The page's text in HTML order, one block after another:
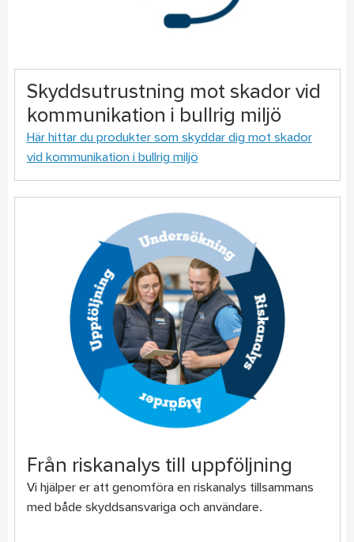
Skyddsutrustning mot skador vid
kommunikation i bullrig miljö
Här hittar du produkter som skyddar dig mot skador
vid kommunikation i bullrig miljö
Från riskanalys till uppföljning
Vi hjälper er att genomföra en riskanalys tillsammans
med både skyddsansvariga och användare.